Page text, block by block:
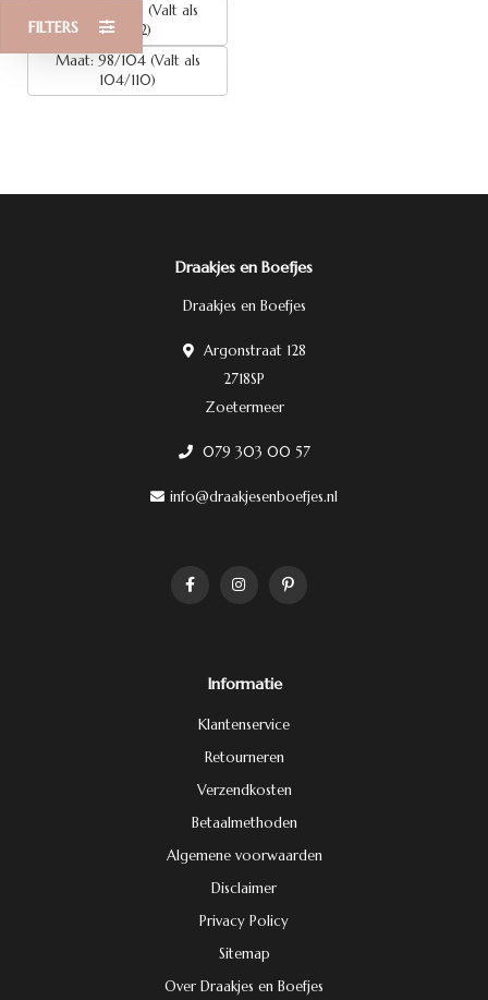
FILTERS
Maat: 110/116 (Valt als
116/122)
Maat: 98/104 (Valt als
104/110)
Draakjes en Boefjes
Draakjes en Boefjes
Argonstraat 128
2718SP
Zoetermeer
079 303 00 57
info@draakjesenboefjes.nl
Informatie
Klantenservice
Retourneren
Verzendkosten
Betaalmethoden
Algemene voorwaarden
Disclaimer
Privacy Policy
Sitemap
Over Draakjes en Boefjes